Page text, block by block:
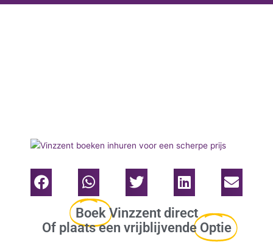
Boek Vinzzent direct
Of plaats een vrijblijvende Optie